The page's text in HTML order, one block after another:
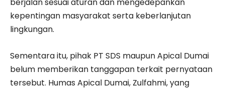
kepentingan masyarakat serta keberlanjutan
lingkungan.
Sementara itu, pihak PT SDS maupun Apical Dumai
belum memberikan tanggapan terkait pernyataan
tersebut. Humas Apical Dumai, Zulfahmi, yang